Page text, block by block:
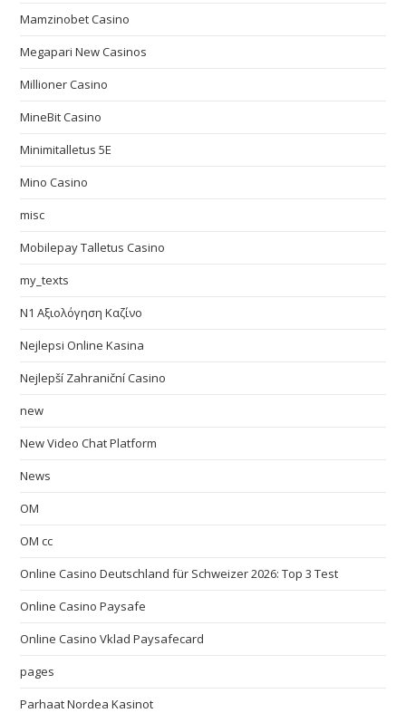
Mamzinobet Casino
Megapari New Casinos
Millioner Casino
MineBit Casino
Minimitalletus 5E
Mino Casino
misc
Mobilepay Talletus Casino
my_texts
N1 Αξιολόγηση Καζίνο
Nejlepsi Online Kasina
Nejlepší Zahraniční Casino
new
New Video Chat Platform
News
OM
OM cc
Online Casino Deutschland für Schweizer 2026: Top 3 Test
Online Casino Paysafe
Online Casino Vklad Paysafecard
pages
Parhaat Nordea Kasinot